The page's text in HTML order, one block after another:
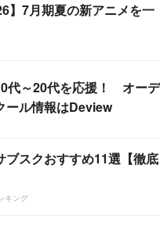
】7月期夏の新アニメを一
代～20代を応援！ オーデ
ール情報はDeview
ブスクおすすめ11選【徹底
キング